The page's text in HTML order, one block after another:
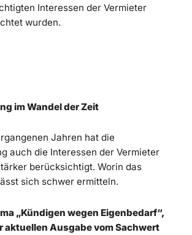
Interessen der Vermieter
wurden.
im Wandel der Zeit
Jahren hat die
auch die Interessen der Vermieter
berücksichtigt. Worin das
sich schwer ermitteln.
„Kündigen wegen Eigenbedarf“,
aktuellen Ausgabe vom Sachwert